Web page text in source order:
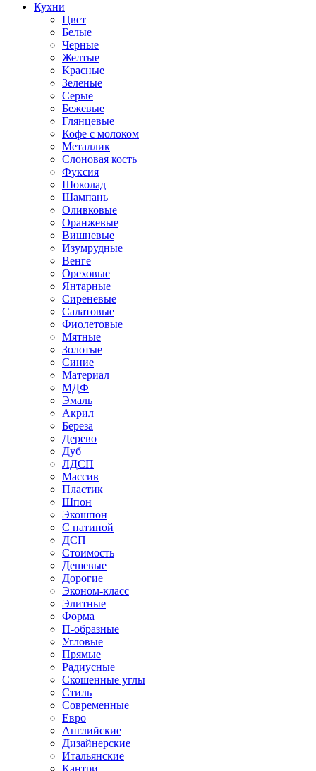
Кухни
Цвет
Белые
Черные
Желтые
Красные
Зеленые
Серые
Бежевые
Глянцевые
Кофе с молоком
Металлик
Слоновая кость
Фуксия
Шоколад
Шампань
Оливковые
Оранжевые
Вишневые
Изумрудные
Венге
Ореховые
Янтарные
Сиреневые
Салатовые
Фиолетовые
Мятные
Золотые
Синие
Материал
МДФ
Эмаль
Акрил
Береза
Дерево
Дуб
ЛДСП
Массив
Пластик
Шпон
Экошпон
С патиной
ДСП
Стоимость
Дешевые
Дорогие
Эконом-класс
Элитные
Форма
П-образные
Угловые
Прямые
Радиусные
Скошенные углы
Стиль
Современные
Евро
Английские
Дизайнерские
Итальянские
Кантри